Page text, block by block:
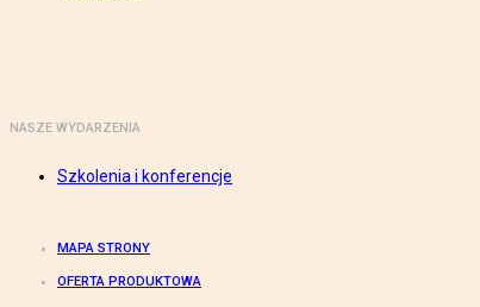
NASZE WYDARZENIA
Szkolenia i konferencje
MAPA STRONY
OFERTA PRODUKTOWA